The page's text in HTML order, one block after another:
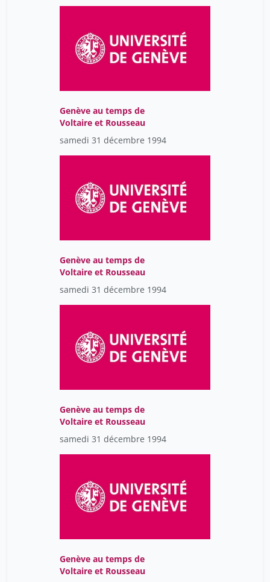
Genève au temps de
Voltaire et Rousseau
samedi 31 décembre 1994
Genève au temps de
Voltaire et Rousseau
samedi 31 décembre 1994
Genève au temps de
Voltaire et Rousseau
samedi 31 décembre 1994
Genève au temps de
Voltaire et Rousseau